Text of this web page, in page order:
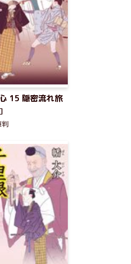
15 隠密流れ旅